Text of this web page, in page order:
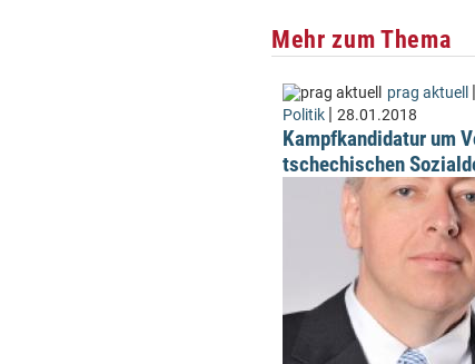
Mehr zum Thema
prag aktuell |
Politik | 28.01.2018
Kampfkandidatur um
tschechischen